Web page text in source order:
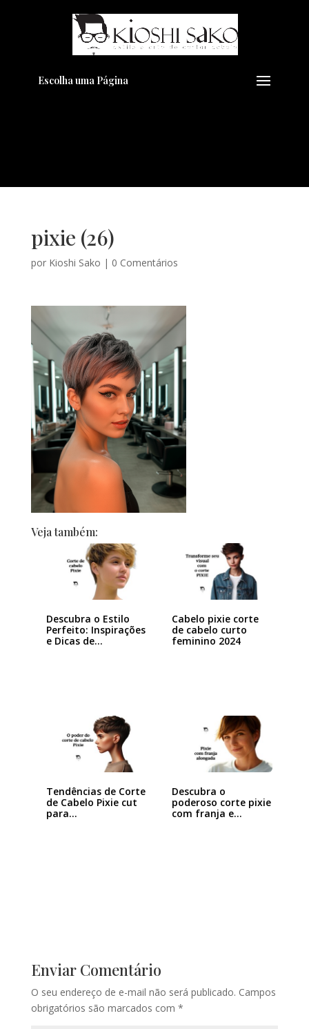
Escolha uma Página
pixie (26)
por Kioshi Sako | 0 Comentários
Veja também:
Descubra o Estilo
Perfeito: Inspirações
e Dicas de…
Cabelo pixie corte
de cabelo curto
feminino 2024
Tendências de Corte
de Cabelo Pixie cut
para…
Descubra o
poderoso corte pixie
com franja e
Enviar Comentário
O seu endereço de e-mail não será publicado. Campos
obrigatórios são marcados com *
Pensando em transformar seu
Visual??